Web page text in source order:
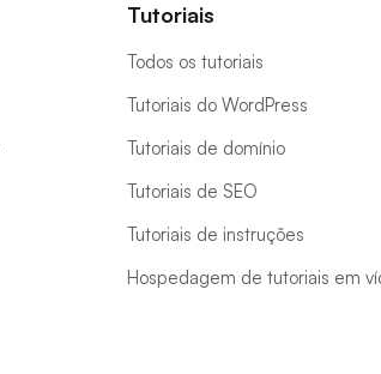
Tutoriais
Todos os tutoriais
Tutoriais do WordPress
Tutoriais de domínio
Tutoriais de SEO
Tutoriais de instruções
Hospedagem de tutoriais em